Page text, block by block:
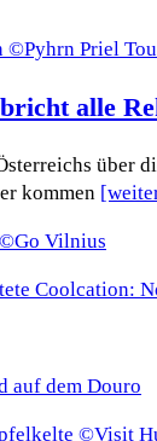
alle
über
kommen
Coolcation:
auf dem Douro